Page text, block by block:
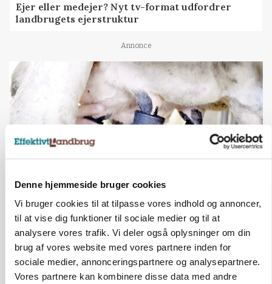
Denne hjemmeside bruger cookies
Vi bruger cookies til at tilpasse vores indhold og annoncer,
til at vise dig funktioner til sociale medier og til at
analysere vores trafik. Vi deler også oplysninger om din
brug af vores website med vores partnere inden for
sociale medier, annonceringspartnere og analysepartnere.
Vores partnere kan kombinere disse data med andre
Ejer eller medejer? Nyt tv-format udfordrer
landbrugets ejerstruktur
Annonce
MARKED
Russisk mælkepris dykker 23 procent
Annonce
BUSINESS